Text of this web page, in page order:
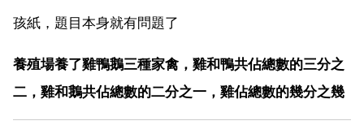
孩紙，題目本身就有問題了
養殖場養了雞鴨鵝三種家禽，雞和鴨共佔總數的三分之
二，雞和鵝共佔總數的二分之一，雞佔總數的幾分之幾